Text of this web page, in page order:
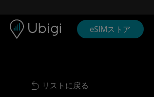
eSIMストア
Back to list
リストに戻る